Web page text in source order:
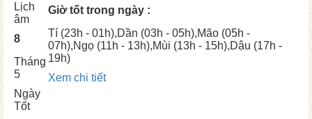
Lịch
âm
8
Tháng
5
Ngày
Tốt
Giờ tốt trong ngày :
Tí (23h - 01h),Dần (03h - 05h),Mão (05h -
07h),Ngọ (11h - 13h),Mùi (13h - 15h),Dậu (17h -
19h)
Xem chi tiết